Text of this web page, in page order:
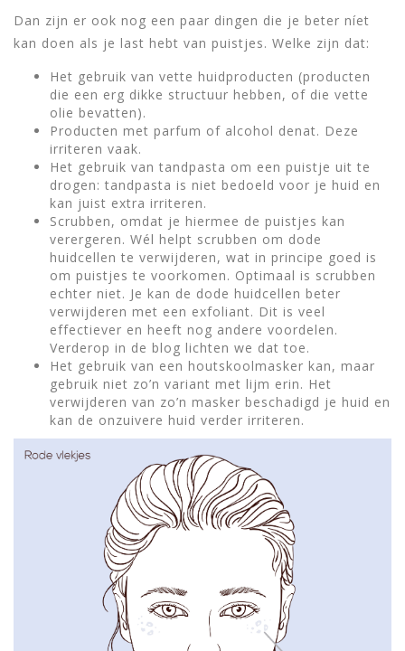
Dan zijn er ook nog een paar dingen die je beter níet
kan doen als je last hebt van puistjes. Welke zijn dat:
Het gebruik van vette huidproducten (producten
die een erg dikke structuur hebben, of die vette
olie bevatten).
Producten met parfum of alcohol denat. Deze
irriteren vaak.
Het gebruik van tandpasta om een puistje uit te
drogen: tandpasta is niet bedoeld voor je huid en
kan juist extra irriteren.
Scrubben, omdat je hiermee de puistjes kan
verergeren. Wél helpt scrubben om dode
huidcellen te verwijderen, wat in principe goed is
om puistjes te voorkomen. Optimaal is scrubben
echter niet. Je kan de dode huidcellen beter
verwijderen met een exfoliant. Dit is veel
effectiever en heeft nog andere voordelen.
Verderop in de blog lichten we dat toe.
Het gebruik van een houtskoolmasker kan, maar
gebruik niet zo’n variant met lijm erin. Het
verwijderen van zo’n masker beschadigd je huid en
kan de onzuivere huid verder irriteren.